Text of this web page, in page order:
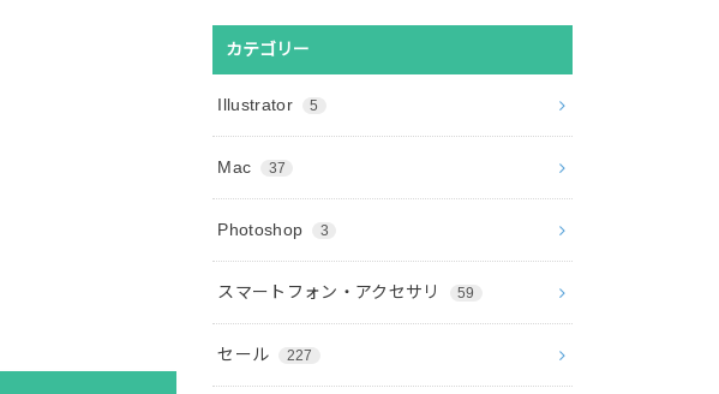
カテゴリー
Illustrator 5
Mac 37
Photoshop 3
スマートフォン・アクセサリ 59
セール 227